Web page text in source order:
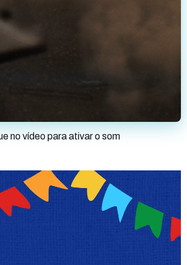
no vídeo para ativar o som